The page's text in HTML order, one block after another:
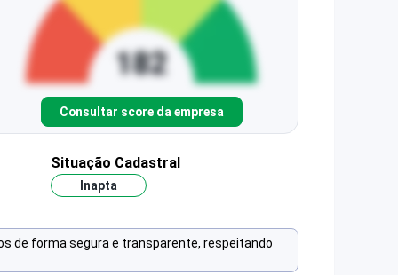
Consultar score da empresa
Situação Cadastral
Inapta
de forma segura e transparente, respeitando